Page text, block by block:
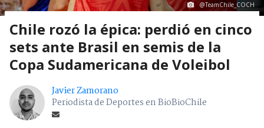
@TeamChile_COCH
Chile rozó la épica: perdió en cinco
sets ante Brasil en semis de la
Copa Sudamericana de Voleibol
Javier Zamorano
Periodista de Deportes en BioBioChile